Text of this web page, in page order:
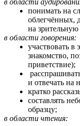
понимать на
облегчённых,
на зрительную
в области говорения:
участвовать в
знакомство,
приветствие);
и отвечать на
кратко
составлять
образцу;
в области чтения: